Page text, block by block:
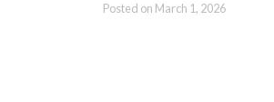
Posted on March 1, 2026